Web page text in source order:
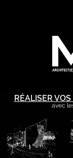
RÉALISER
avec